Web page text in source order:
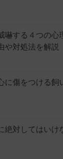
嚇する４つの心
や対処法を解説
に傷をつける飼
絶対してはいけ